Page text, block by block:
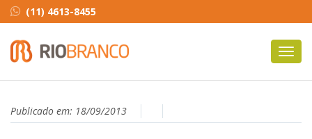
(11) 4613-8455
Publicado em: 18/09/2013